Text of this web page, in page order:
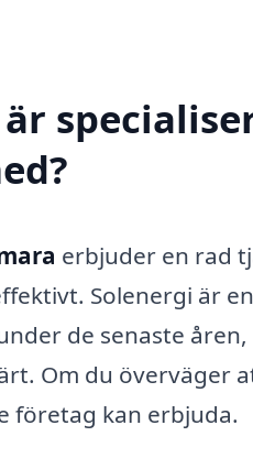
erbjuder en rad
Solenergi är
de senaste
Om du överväger
företag kan erbjuda.